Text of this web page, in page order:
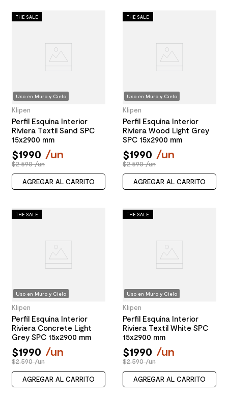
THE SALE
Uso en Muro y Cielo
Klipen
Perfil Esquina Interior
Riviera Textil Sand SPC
15x2900 mm
$1990 /un
$2.590 /un
AGREGAR AL CARRITO
THE SALE
Uso en Muro y Cielo
Klipen
Perfil Esquina Interior
Riviera Wood Light Grey
SPC 15x2900 mm
$1990 /un
$2.590 /un
AGREGAR AL CARRITO
THE SALE
Uso en Muro y Cielo
Klipen
Perfil Esquina Interior
Riviera Concrete Light
Grey SPC 15x2900 mm
$1990 /un
$2.590 /un
AGREGAR AL CARRITO
THE SALE
Uso en Muro y Cielo
Klipen
Perfil Esquina Interior
Riviera Textil White SPC
15x2900 mm
$1990 /un
$2.590 /un
AGREGAR AL CARRITO